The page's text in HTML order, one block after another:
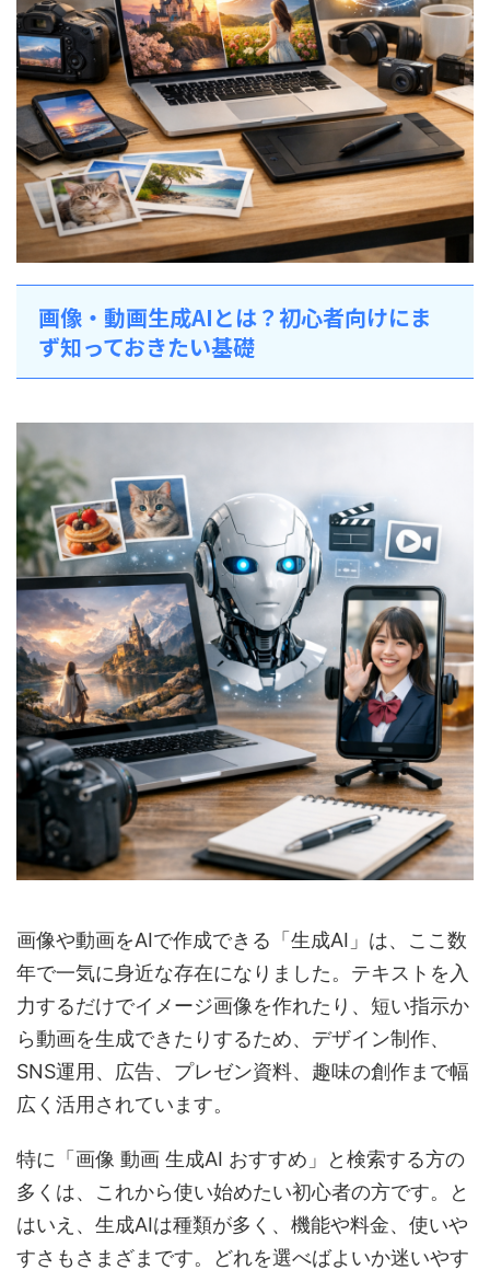
画像・動画生成AIとは？初心者向けにま
ず知っておきたい基礎
画像や動画をAIで作成できる「生成AI」は、ここ数
年で一気に身近な存在になりました。テキストを入
力するだけでイメージ画像を作れたり、短い指示か
ら動画を生成できたりするため、デザイン制作、
SNS運用、広告、プレゼン資料、趣味の創作まで幅
広く活用されています。
特に「画像 動画 生成AI おすすめ」と検索する方の
多くは、これから使い始めたい初心者の方です。と
はいえ、生成AIは種類が多く、機能や料金、使いや
すさもさまざまです。どれを選べばよいか迷いやす